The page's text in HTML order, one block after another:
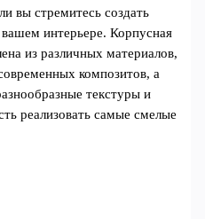
вы стремитесь создать
интерьере. Корпусная
из различных материалов,
композитов, а
текстуры и
реализовать самые смелые